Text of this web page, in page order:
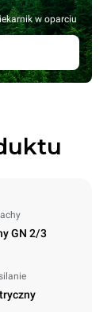
w oparciu
GN 2/3